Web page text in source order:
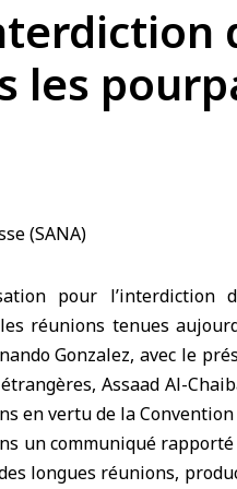
les
pour
réunions tenues
Gonzalez, avec le
Assaad Al-
en vertu de la
un communiqué
longues réunions,